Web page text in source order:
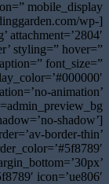
wp-
attachment=’2804′
styling=” hover=”
font_size=”
animation’
shadow’
border-thin’
icon=’ue806′